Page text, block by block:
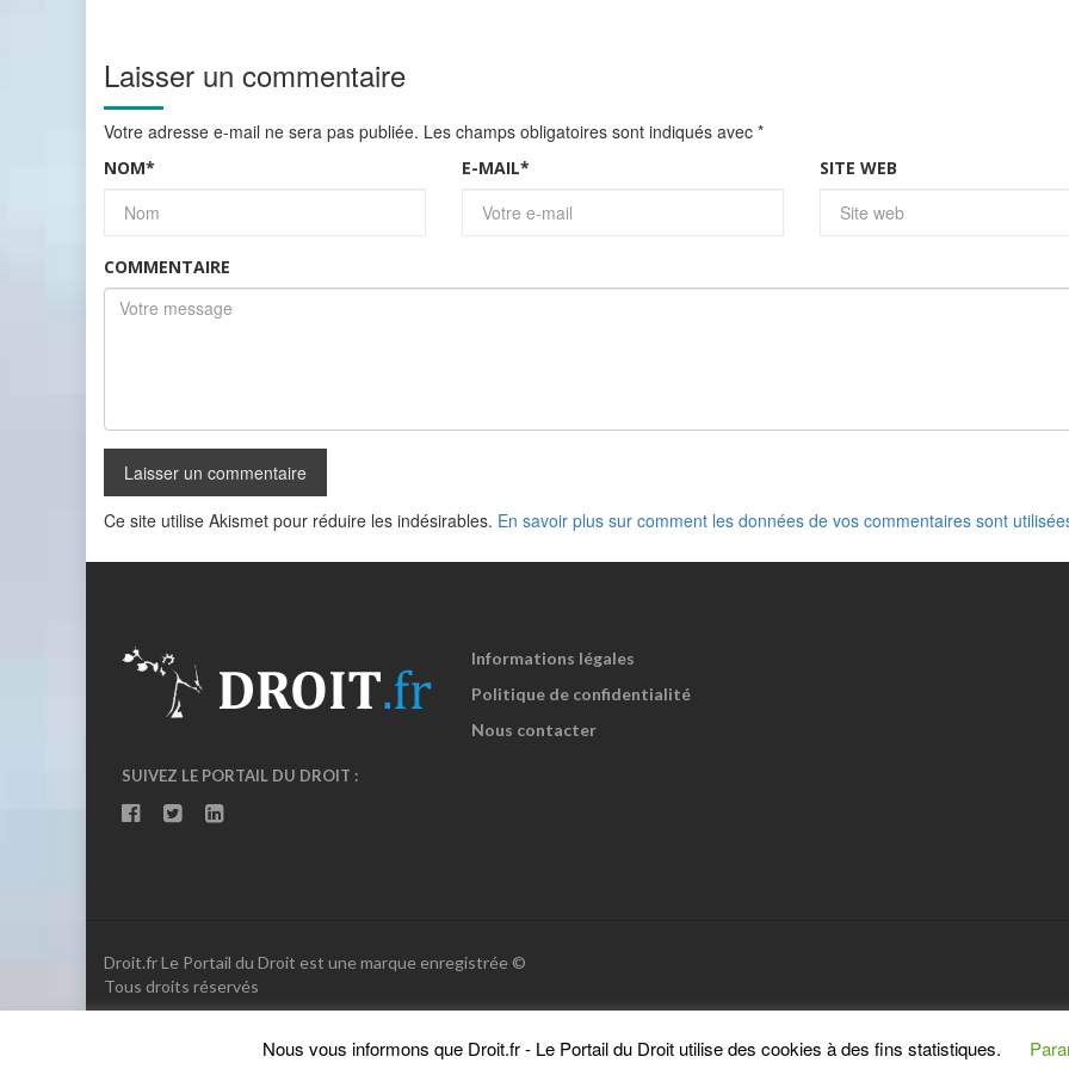
Laisser un commentaire
Votre adresse e-mail ne sera pas publiée. Les champs obligatoires sont indiqués avec *
NOM* E-MAIL* SITE WEB
COMMENTAIRE
Ce site utilise Akismet pour réduire les indésirables. En savoir plus sur comment les données de vos commentaires sont
SUIVEZ LE PORTAIL DU DROIT :
Informations légales
Politique de confidentialité
Nous contacter
Droit.fr Le Portail du Droit est une marque enregistrée ©
Tous droits réservés
Nous vous informons que Droit.fr - Le Portail du Droit utilise des cookies à des fins statistiques.